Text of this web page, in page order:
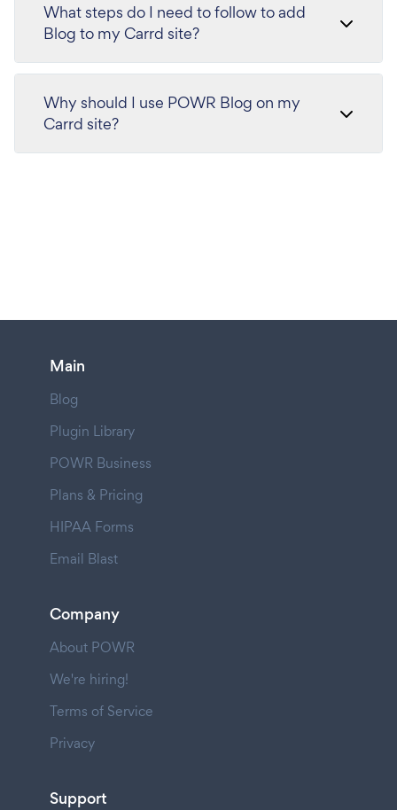
What steps do I need to follow to add
Blog to my Carrd site?
Why should I use POWR Blog on my
Carrd site?
Main
Blog
Plugin Library
POWR Business
Plans & Pricing
HIPAA Forms
Email Blast
Company
About POWR
We're hiring!
Terms of Service
Privacy
Support